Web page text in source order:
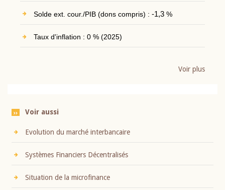
Solde ext. cour./PIB (dons compris) : -1,3%
Taux d'inflation : 0 % (2025)
Voir plus
Voir aussi
Evolution du marché interbancaire
Systèmes Financiers Décentralisés
Situation de la microfinance